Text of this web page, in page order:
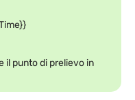
il punto di prelievo in